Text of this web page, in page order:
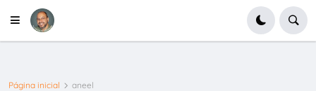
Página inicial aneel